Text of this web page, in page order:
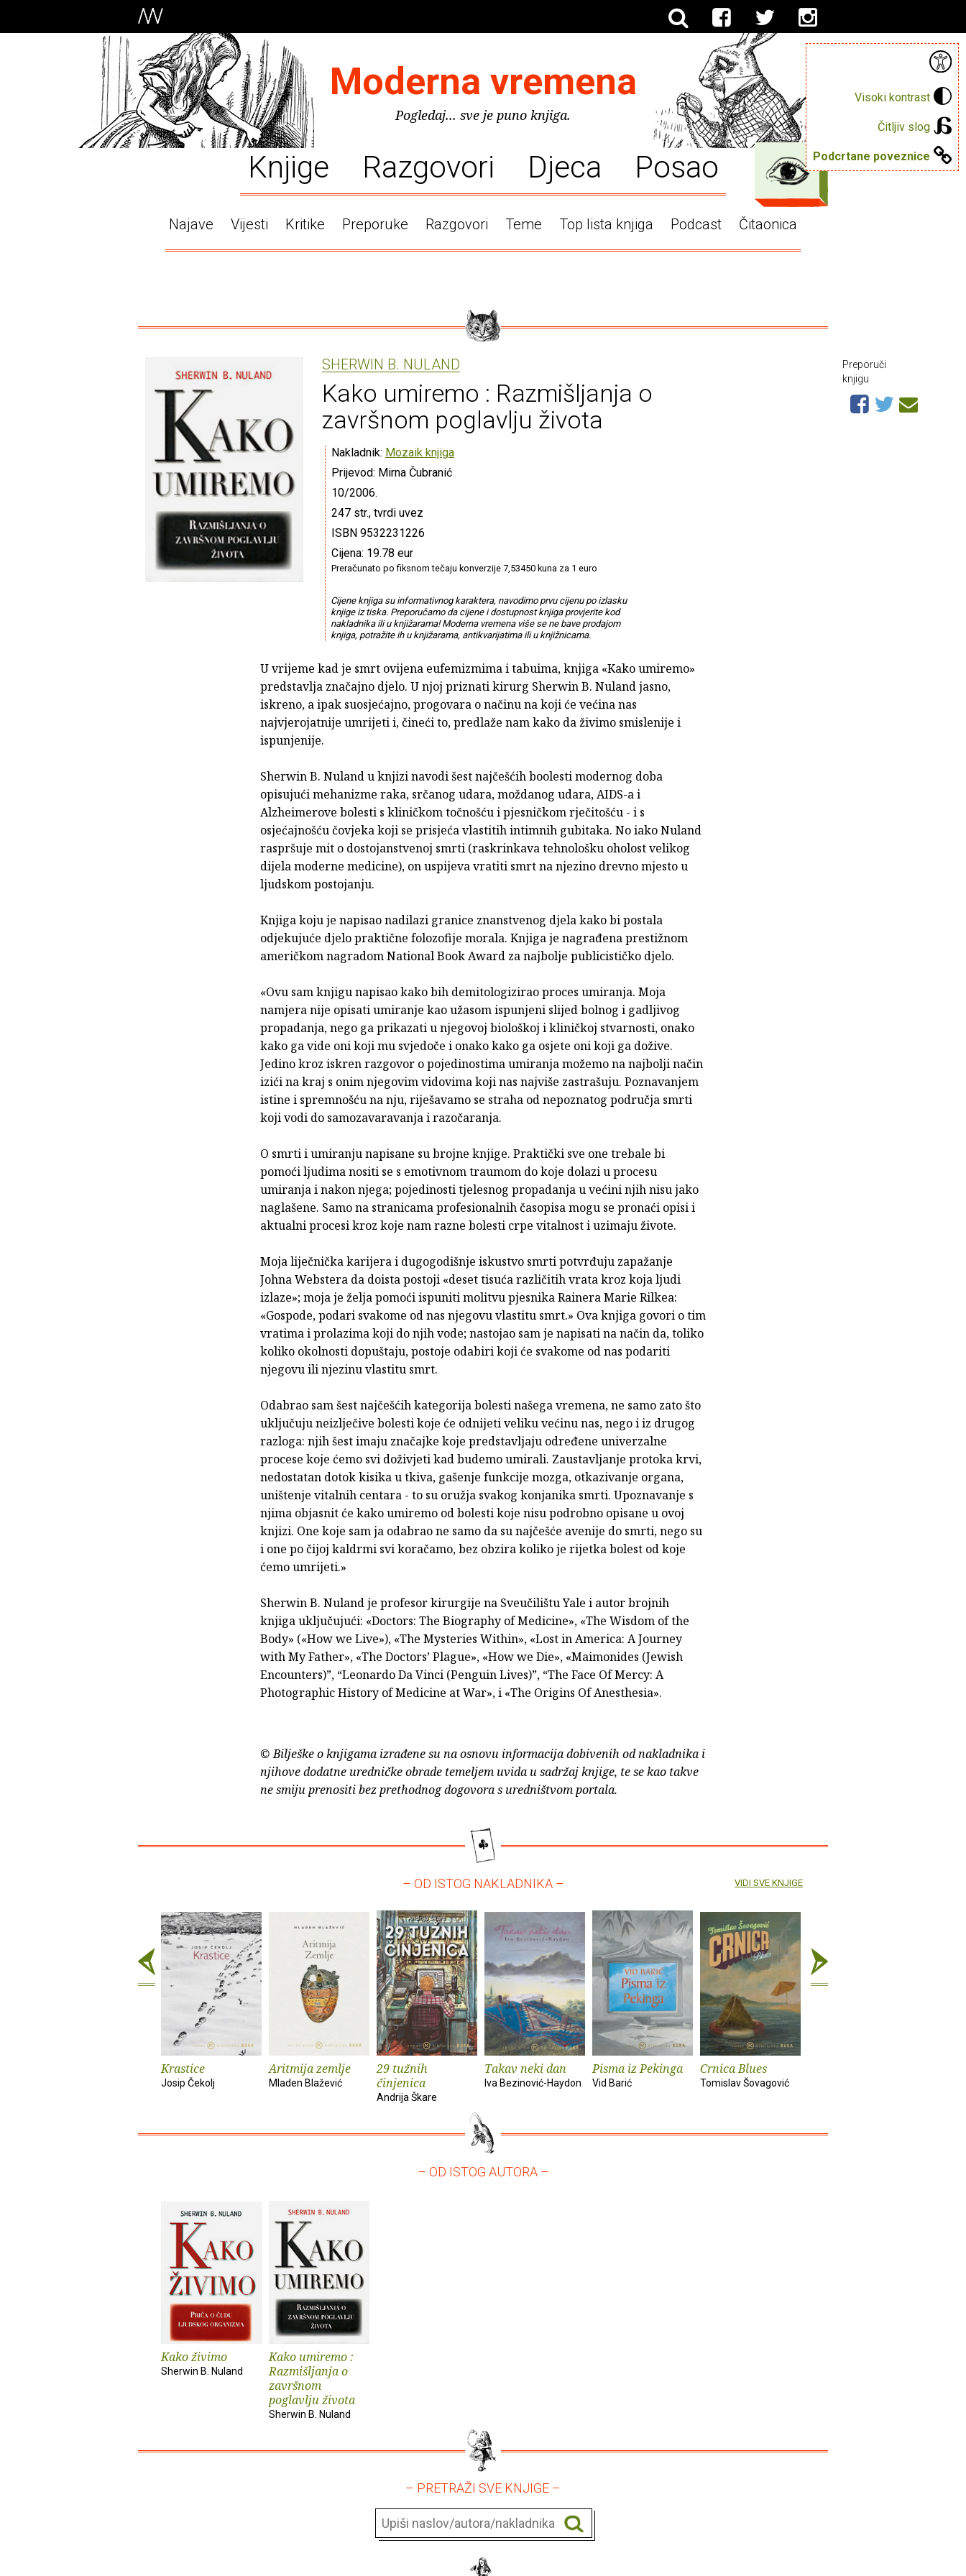
Visoki kontrast
Čitljiv slog
Podcrtane poveznice
Moderna vremena
Pogledaj... sve je puno knjiga.
Knjige Razgovori Djeca Posao
Najave Vijesti Kritike Preporuke Razgovori Teme Top lista knjiga Podcast Čitaonica
SHERWIN B. NULAND
Kako umiremo : Razmišljanja o
završnom poglavlju života
Nakladnik: Mozaik knjiga
Prijevod: Mirna Čubranić
10/2006.
247 str., tvrdi uvez
ISBN 9532231226
Cijena: 19.78 eur
Preračunato po fiksnom tečaju konverzije 7,53450 kuna za 1 euro
Cijene knjiga su informativnog karaktera, navodimo prvu cijenu po izlasku
knjige iz tiska. Preporučamo da cijene i dostupnost knjiga provjerite kod
nakladnika ili u knjižarama! Moderna vremena više se ne bave prodajom
knjiga, potražite ih u knjižarama, antikvarijatima ili u knjižnicama.
U vrijeme kad je smrt ovijena eufemizmima i tabuima, knjiga «Kako umiremo»
predstavlja značajno djelo. U njoj priznati kirurg Sherwin B. Nuland jasno,
iskreno, a ipak suosjećajno, progovara o načinu na koji će većina nas
najvjerojatnije umrijeti i, čineći to, predlaže nam kako da živimo smislenije i
ispunjenije.
Sherwin B. Nuland u knjizi navodi šest najčešćih boolesti modernog doba
opisujući mehanizme raka, srčanog udara, moždanog udara, AIDS-a i
Alzheimerove bolesti s kliničkom točnošću i pjesničkom rječitošću - i s
osjećajnošću čovjeka koji se prisjeća vlastitih intimnih gubitaka. No iako Nuland
raspršuje mit o dostojanstvenoj smrti (raskrinkava tehnološku oholost velikog
dijela moderne medicine), on uspijeva vratiti smrt na njezino drevno mjesto u
ljudskom postojanju.
Knjiga koju je napisao nadilazi granice znanstvenog djela kako bi postala
odjekujuće djelo praktične folozofije morala. Knjiga je nagrađena prestižnom
američkom nagradom National Book Award za najbolje publicističko djelo.
«Ovu sam knjigu napisao kako bih demitologizirao proces umiranja. Moja
namjera nije opisati umiranje kao užasom ispunjeni slijed bolnog i gadljivog
propadanja, nego ga prikazati u njegovoj biološkoj i kliničkoj stvarnosti, onako
kako ga vide oni koji mu svjedoče i onako kako ga osjete oni koji ga dožive.
Jedino kroz iskren razgovor o pojedinostima umiranja možemo na najbolji način
izići na kraj s onim njegovim vidovima koji nas najviše zastrašuju. Poznavanjem
istine i spremnošću na nju, riješavamo se straha od nepoznatog područja smrti
koji vodi do samozavaravanja i razočaranja.
O smrti i umiranju napisane su brojne knjige. Praktički sve one trebale bi
pomoći ljudima nositi se s emotivnom traumom do koje dolazi u procesu
umiranja i nakon njega; pojedinosti tjelesnog propadanja u većini njih nisu jako
naglašene. Samo na stranicama profesionalnih časopisa mogu se pronaći opisi i
aktualni procesi kroz koje nam razne bolesti crpe vitalnost i uzimaju živote.
Moja liječnička karijera i dugogodišnje iskustvo smrti potvrđuju zapažanje
Johna Webstera da doista postoji «deset tisuća različitih vrata kroz koja ljudi
izlaze»; moja je želja pomoći ispuniti molitvu pjesnika Rainera Marie Rilkea:
«Gospode, podari svakome od nas njegovu vlastitu smrt.» Ova knjiga govori o tim
vratima i prolazima koji do njih vode; nastojao sam je napisati na način da, toliko
koliko okolnosti dopuštaju, postoje odabiri koji će svakome od nas podariti
njegovu ili njezinu vlastitu smrt.
Odabrao sam šest najčešćih kategorija bolesti našega vremena, ne samo zato što
uključuju neizlječive bolesti koje će odnijeti veliku većinu nas, nego i iz drugog
razloga: njih šest imaju značajke koje predstavljaju određene univerzalne
procese koje ćemo svi doživjeti kad budemo umirali. Zaustavljanje protoka krvi,
nedostatan dotok kisika u tkiva, gašenje funkcije mozga, otkazivanje organa,
uništenje vitalnih centara - to su oružja svakog konjanika smrti. Upoznavanje s
njima objasnit će kako umiremo od bolesti koje nisu podrobno opisane u ovoj
knjizi. One koje sam ja odabrao ne samo da su najčešće avenije do smrti, nego su
i one po čijoj kaldrmi svi koračamo, bez obzira koliko je rijetka bolest od koje
ćemo umrijeti.»
Sherwin B. Nuland je profesor kirurgije na Sveučilištu Yale i autor brojnih
knjiga uključujući: «Doctors: The Biography of Medicine», «The Wisdom of the
Body» («How we Live»), «The Mysteries Within», «Lost in America: A Journey
with My Father», «The Doctors’ Plague», «How we Die», «Maimonides (Jewish
Encounters)”, “Leonardo Da Vinci (Penguin Lives)”, “The Face Of Mercy: A
Photographic History of Medicine at War», i «The Origins Of Anesthesia».
© Bilješke o knjigama izrađene su na osnovu informacija dobivenih od nakladnika i
njihove dodatne uredničke obrade temeljem uvida u sadržaj knjige, te se kao takve
ne smiju prenositi bez prethodnog dogovora s uredništvom portala.
Preporuči
knjigu
– OD ISTOG NAKLADNIKA –
Krastice
Josip Čekolj
Aritmija zemlje
Mladen Blažević
29 tužnih
činjenica
Andrija Škare
Takav neki dan
Iva Bezinović-Haydon
Pisma iz Pekinga
Vid Barić
Crnica Blues
Tomislav Šovagović
VIDI SVE KNJIGE
– OD ISTOG AUTORA –
Kako živimo
Sherwin B. Nuland
Kako umiremo :
Razmišljanja o
završnom
poglavlju života
Sherwin B. Nuland
– PRETRAŽI SVE KNJIGE –